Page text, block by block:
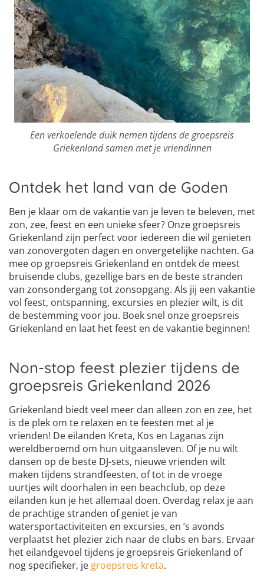
Een verkoelende duik nemen tijdens de groepsreis
Griekenland samen met je vriendinnen
Ontdek het land van de Goden
Ben je klaar om de vakantie van je leven te beleven, met
zon, zee, feest en een unieke sfeer? Onze groepsreis
Griekenland zijn perfect voor iedereen die wil genieten
van zonovergoten dagen en onvergetelijke nachten. Ga
mee op groepsreis Griekenland en ontdek de meest
bruisende clubs, gezellige bars en de beste stranden
van zonsondergang tot zonsopgang. Als jij een vakantie
vol feest, ontspanning, excursies en plezier wilt, is dit
de bestemming voor jou. Boek snel onze groepsreis
Griekenland en laat het feest en de vakantie beginnen!
Non-stop feest plezier tijdens de
groepsreis Griekenland 2026
Griekenland biedt veel meer dan alleen zon en zee, het
is de plek om te relaxen en te feesten met al je
vrienden! De eilanden Kreta, Kos en Laganas zijn
wereldberoemd om hun uitgaansleven. Of je nu wilt
dansen op de beste DJ-sets, nieuwe vrienden wilt
maken tijdens strandfeesten, of tot in de vroege
uurtjes wilt doorhalen in een beachclub, op deze
eilanden kun je het allemaal doen. Overdag relax je aan
de prachtige stranden of geniet je van
watersportactiviteiten en excursies, en ’s avonds
verplaatst het plezier zich naar de clubs en bars. Ervaar
het eilandgevoel tijdens je groepsreis Griekenland of
nog specifieker, je groepsreis kreta.